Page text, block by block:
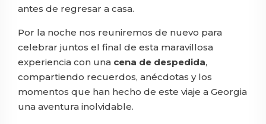
antes de regresar a casa.
Por la noche nos reuniremos de nuevo para
celebrar juntos el final de esta maravillosa
experiencia con una cena de despedida,
compartiendo recuerdos, anécdotas y los
momentos que han hecho de este viaje a Georgia
una aventura inolvidable.